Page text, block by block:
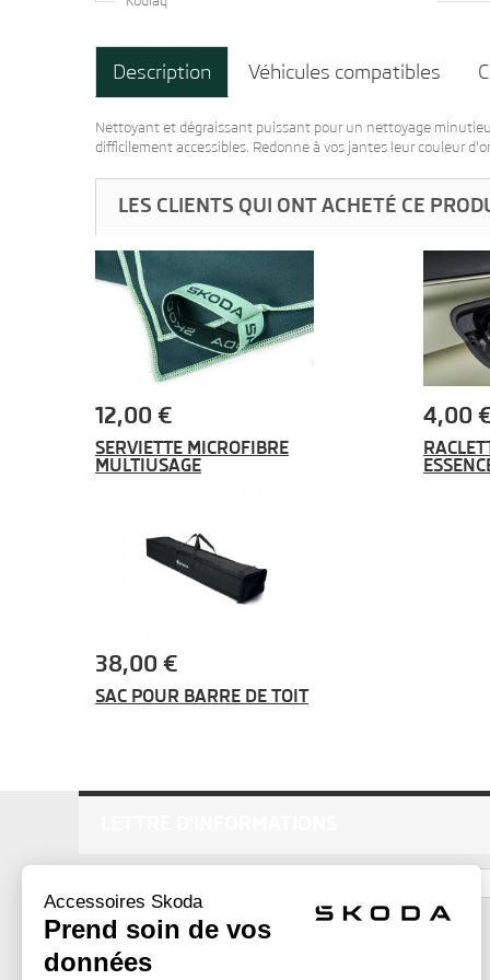
Description Véhicules compatibles
Nettoyant et dégraissant puissant pour un nettoyage
difficilement accessibles. Redonne à vos jantes leur couleur
LES CLIENTS QUI ONT ACHETÉ CE
12,00 €
SERVIETTE MICROFIBRE
MULTIUSAGE
4,00
38,00 €
SAC POUR BARRE DE TOIT
ok